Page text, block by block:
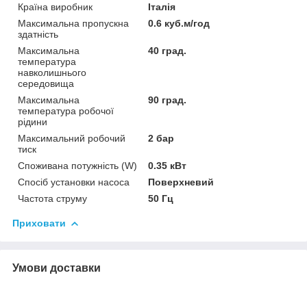
Країна виробник
Італія
Максимальна пропускна
здатність
0.6 куб.м/год
Максимальна
температура
навколишнього
середовища
40 град.
Максимальна
температура робочої
рідини
90 град.
Максимальний робочий
тиск
2 бар
Споживана потужність (W)
0.35 кВт
Спосіб установки насоса
Поверхневий
Частота струму
50 Гц
Приховати
Умови доставки